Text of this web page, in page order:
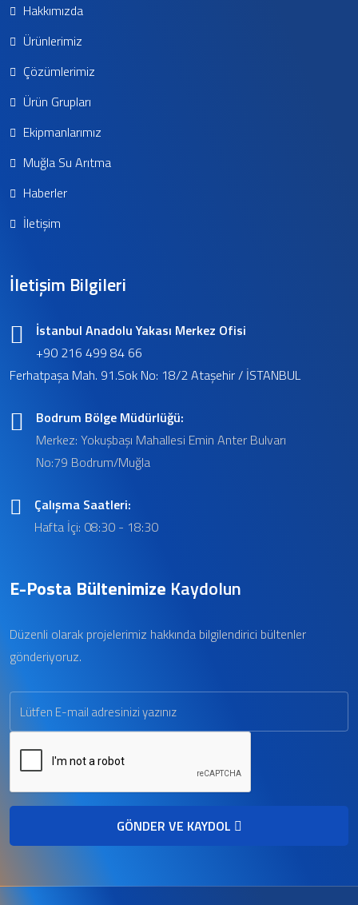
Hakkımızda
Ürünlerimiz
Çözümlerimiz
Ürün Grupları
Ekipmanlarımız
Muğla Su Arıtma
Haberler
İletişim
İletişim Bilgileri
İstanbul Anadolu Yakası Merkez Ofisi
+90 216 499 84 66
Ferhatpaşa Mah. 91.Sok No: 18/2 Ataşehir / İSTANBUL
Bodrum Bölge Müdürlüğü:
Merkez: Yokuşbaşı Mahallesi Emin Anter Bulvarı
No:79 Bodrum/Muğla
Çalışma Saatleri:
Hafta İçi: 08:30 - 18:30
E-Posta Bültenimize Kaydolun
Düzenli olarak projelerimiz hakkında bilgilendirici bültenler
gönderiyoruz.
GÖNDER VE KAYDOL